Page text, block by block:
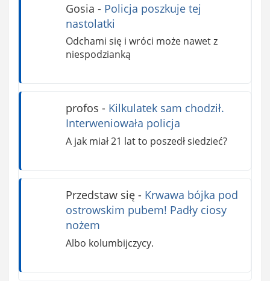
Gosia - Policja poszkuje tej
nastolatki
Odchami się i wróci może nawet z
niespodzianką
profos - Kilkulatek sam chodził.
Interweniowała policja
A jak miał 21 lat to poszedł siedzieć?
Przedstaw się- Krwawa bójka pod
ostrowskim pubem! Padły ciosy
nożem
Albo kolumbijczycy.